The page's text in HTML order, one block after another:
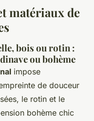
matériaux de
bois ou rotin :
ou bohème
impose
de douceur
le rotin et le
bohème chic